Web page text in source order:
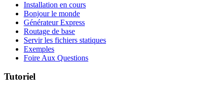
Installation en cours
Bonjour le monde
Générateur Express
Routage de base
Servir les fichiers statiques
Exemples
Foire Aux Questions
Tutoriel